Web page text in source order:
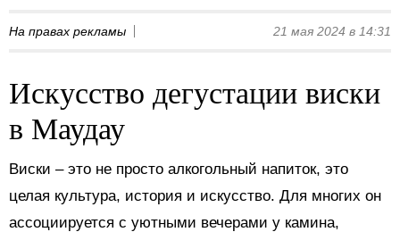
На правах рекламы 21 мая 2024 в 14:31
Искусство дегустации виски
в Маудау
Виски – это не просто алкогольный напиток, это
целая культура, история и искусство. Для многих он
ассоциируется с уютными вечерами у камина,